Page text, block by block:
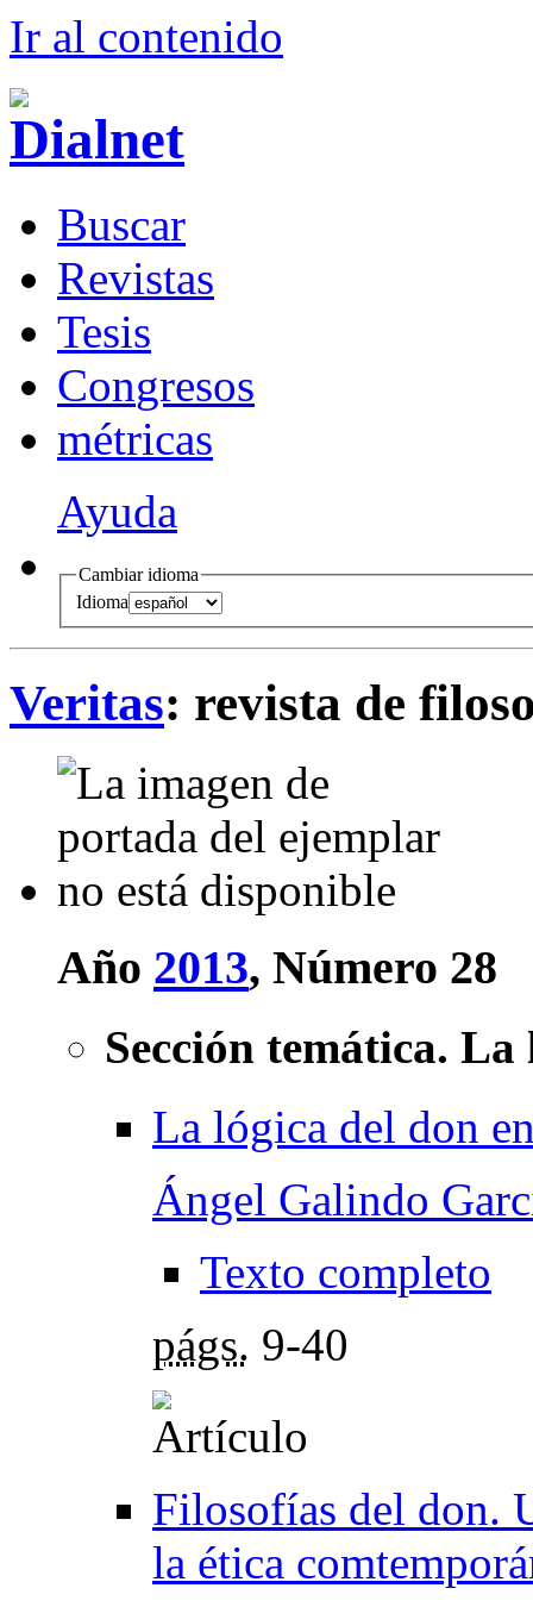
Ir al contenido
Buscar
Revistas
Tesis
Congresos
métricas
Ayuda
Cambiar idioma
Idioma
Veritas: revista de
Año 2013, Número 28
Sección temática.
La lógica del don
Ángel Galindo
Texto completo
págs. 9-40
Filosofías del don.
la ética